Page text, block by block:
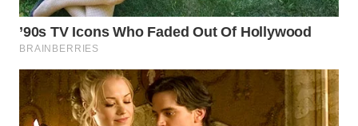
WN
KARO
WN
SIMALUNGUN